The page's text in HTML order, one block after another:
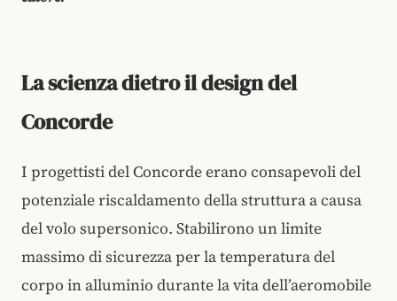
La scienza dietro il design del
Concorde
I progettisti del Concorde erano consapevoli del
potenziale riscaldamento della struttura a causa
del volo supersonico. Stabilirono un limite
massimo di sicurezza per la temperatura del
corpo in alluminio durante la vita dell’aeromobile